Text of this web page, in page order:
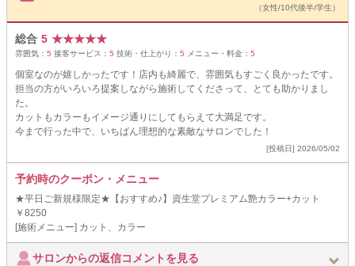
（女性/10代後半/学生）
総合 5 ★★★★★
雰囲気： 5 接客サービス： 5 技術・仕上がり： 5 メニュー・料金： 5
個室なのが嬉しかったです！店内も綺麗で、雰囲気もすごく良かったです。
担当の方がいろいろ提案しながら施術してくださって、とても助かりまし
た。
カットもカラーもイメージ通りにしてもらえて大満足です。
今まで行った中で、いちばん理想的な素敵なサロンでした！
[投稿日] 2026/05/02
予約時のクーポン・メニュー
★平日ご新規様限定★【おすすめ♪】資生堂プレミアム艶カラー+カット
￥8250
[施術メニュー] カット、カラー
サロンからの返信コメントを見る